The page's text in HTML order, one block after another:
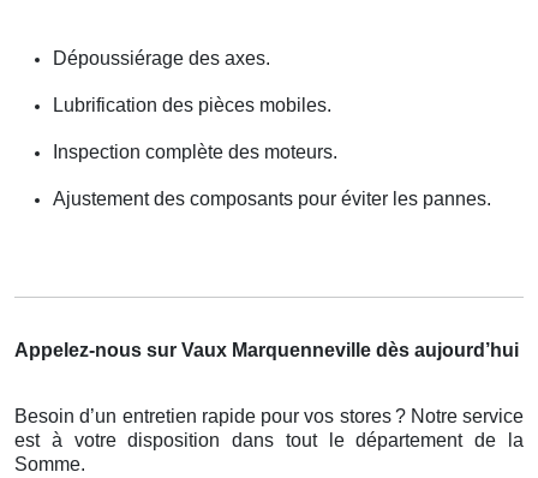
Dépoussiérage des axes.
Lubrification des pièces mobiles.
Inspection complète des moteurs.
Ajustement des composants pour éviter les pannes.
Appelez-nous sur Vaux Marquenneville dès aujourd’hui
Besoin d’un entretien rapide pour vos stores ? Notre service
est à votre disposition dans tout le département de la
Somme.